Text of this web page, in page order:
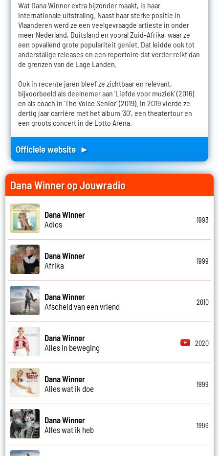
Wat Dana Winner extra bijzonder maakt, is haar
internationale uitstraling. Naast haar sterke positie in
Vlaanderen werd ze een veelgevraagde artieste in onder
meer Nederland, Duitsland en vooral Zuid-Afrika, waar ze
een opvallend grote populariteit geniet. Dat leidde ook tot
anderstalige releases en een repertoire dat verder reikt dan
de grenzen van de Lage Landen.
Ook in recente jaren bleef ze zichtbaar en relevant,
bijvoorbeeld als deelnemer aan 'Liefde voor muziek' (2016)
en als coach in 'The Voice Senior' (2019). In 2019 vierde ze
dertig jaar carrière met het album '30', een theatertour en
een groots concert in de Lotto Arena.
Officiele website ►
Dana Winner op Jouwradio
Dana Winner
Adios
1993
Dana Winner
Afrika
1999
Dana Winner
Afscheid van een vriend
2010
Dana Winner
Alles in beweging
2020
Dana Winner
Alles wat ik doe
1999
Dana Winner
Alles wat ik heb
1996